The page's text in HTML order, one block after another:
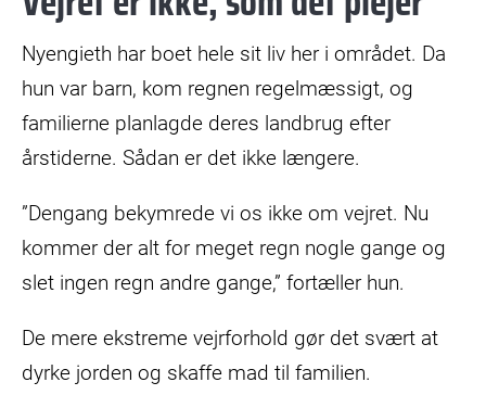
Nyengieth har boet hele sit liv her i området. Da
hun var barn, kom regnen regelmæssigt, og
familierne planlagde deres landbrug efter
årstiderne. Sådan er det ikke længere.
”Dengang bekymrede vi os ikke om vejret. Nu
kommer der alt for meget regn nogle gange og
slet ingen regn andre gange,” fortæller hun.
De mere ekstreme vejrforhold gør det svært at
dyrke jorden og skaffe mad til familien.